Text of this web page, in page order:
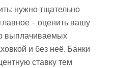
нужно тщательно
– оценить вашу
выплачиваемых
и без неё. Банки
ставку тем